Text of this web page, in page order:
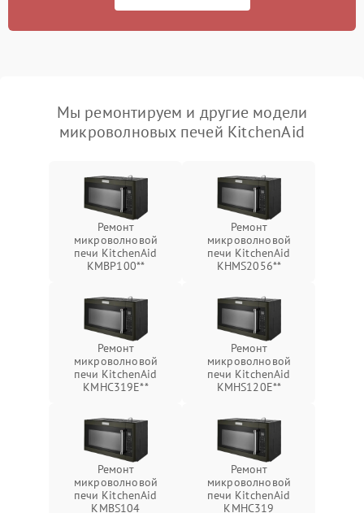
Мы ремонтируем и другие модели
микроволновых печей KitchenAid
Ремонт
микроволновой
печи KitchenAid
KMBP100**
Ремонт
микроволновой
печи KitchenAid
KHMS2056**
Ремонт
микроволновой
печи KitchenAid
KMHC319E**
Ремонт
микроволновой
печи KitchenAid
KMHS120E**
Ремонт
микроволновой
печи KitchenAid
KMBS104
Ремонт
микроволновой
печи KitchenAid
KMHC319